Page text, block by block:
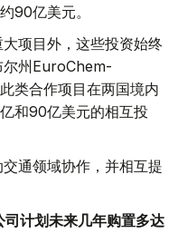
90亿美元。
项目外，这些投资始终
尔州EuroChem-
类合作项目在两国境内
和90亿美元的相互投
通领域协作，并相互提
计划未来几年购置多达